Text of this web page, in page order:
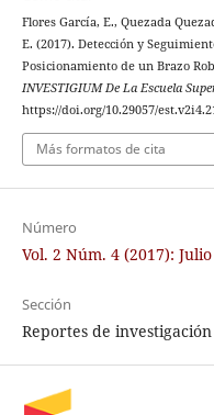
Flores García, E., Quezada
E. (2017). Detección y
Posicionamiento de un Brazo
INVESTIGIUM De La Escuela
https://doi.org/10.29057/
Más formatos de cita
Número
Vol. 2 Núm. 4 (2017):
Sección
Reportes de